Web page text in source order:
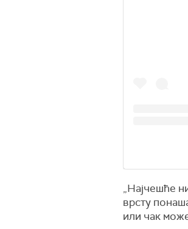
„Најчешће
врсту
или чак